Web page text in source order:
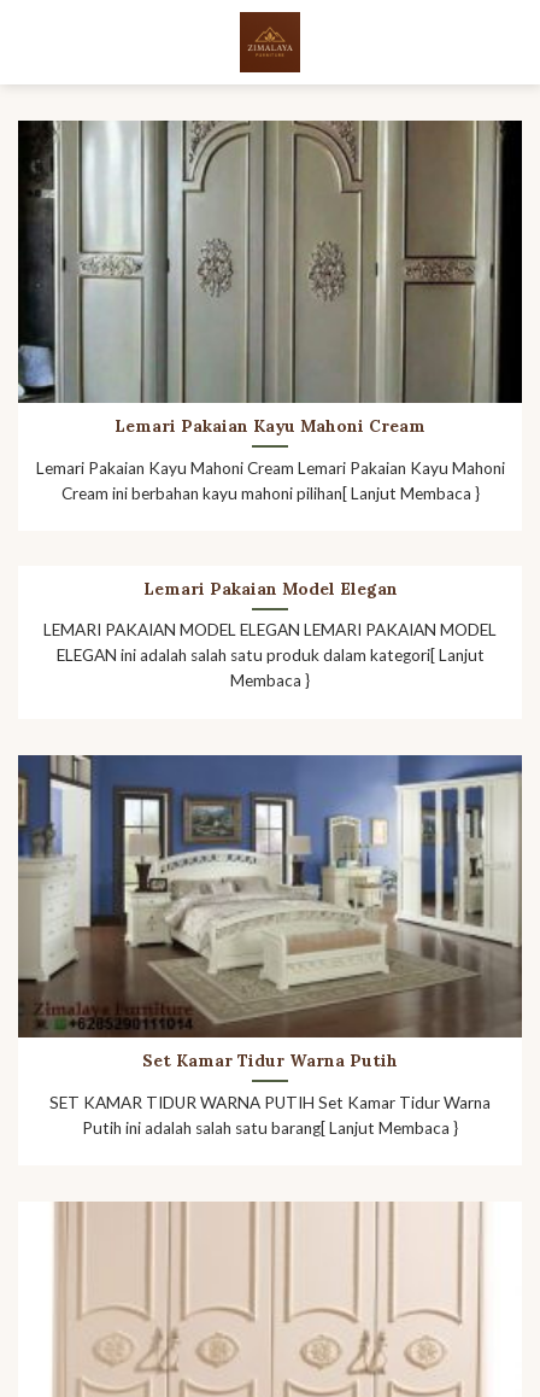
Lemari Pakaian Kayu Mahoni Cream
Lemari Pakaian Kayu Mahoni Cream Lemari Pakaian Kayu Mahoni
Cream ini berbahan kayu mahoni pilihan[ Lanjut Membaca }
Lemari Pakaian Model Elegan
LEMARI PAKAIAN MODEL ELEGAN LEMARI PAKAIAN MODEL
ELEGAN ini adalah salah satu produk dalam kategori[ Lanjut
Membaca }
Set Kamar Tidur Warna Putih
SET KAMAR TIDUR WARNA PUTIH Set Kamar Tidur Warna
Putih ini adalah salah satu barang[ Lanjut Membaca }